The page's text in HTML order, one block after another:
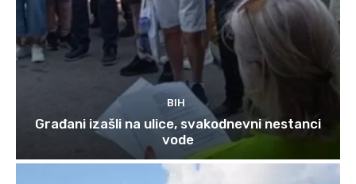
BIH
Građani izašli na ulice, svakodnevni nestanci
vode